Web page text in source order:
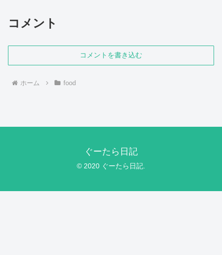
コメント
コメントを書き込む
ホーム food
ぐーたら日記
© 2020 ぐーたら日記.